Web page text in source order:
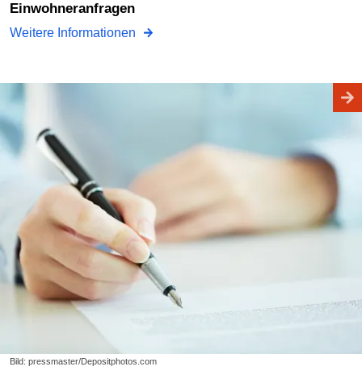
Einwohneranfragen
Weitere Informationen
Bild: pressmaster/Depositphotos.com